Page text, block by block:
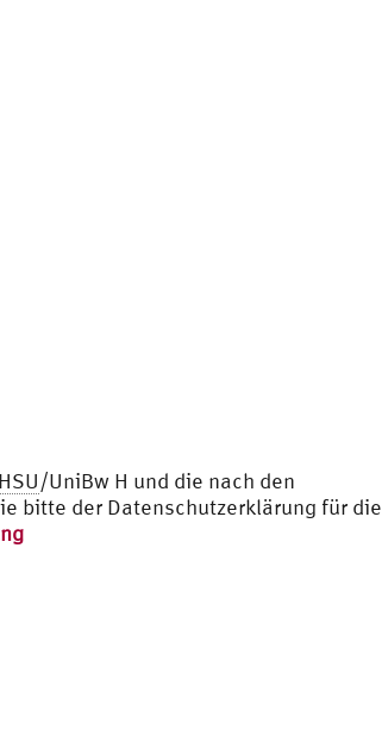
HSU/UniBw H und die nach den
bitte der Datenschutzerklärung für die